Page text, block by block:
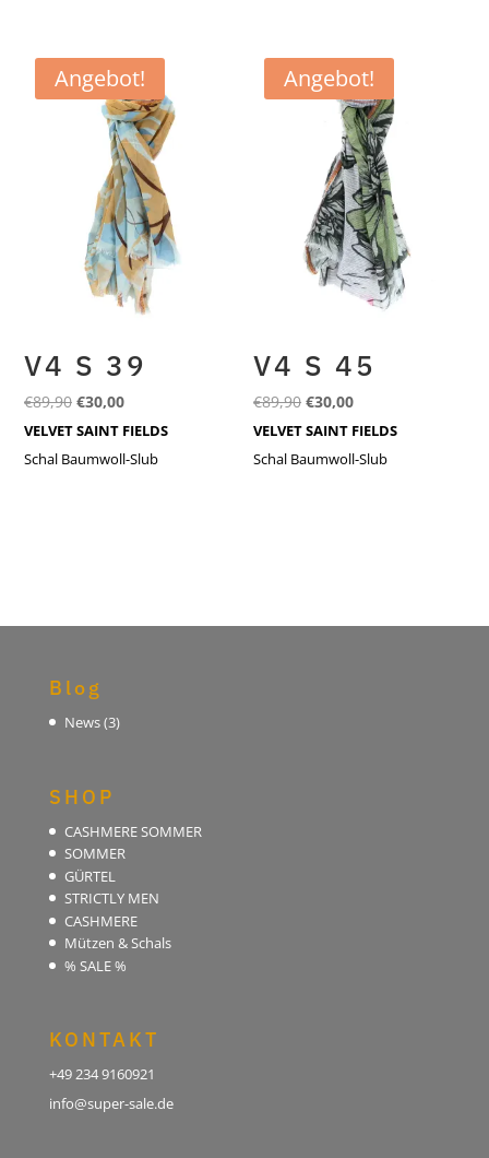
Angebot!
V4 S 39
€89,90 Ursprünglicher
Preis
war:
€30,00Aktueller
Preis
ist:
VELVET SAINT FIELDS
Schal Baumwoll-Slub
Angebot!
V4 S 45
€89,90 Ursprünglicher
Preis
war:
€30,00Aktueller
Preis
ist:
VELVET SAINT FIELDS
Schal Baumwoll-Slub
Blog
News(3)
SHOP
CASHMERE SOMMER
SOMMER
GÜRTEL
STRICTLY MEN
CASHMERE
Mützen & Schals
% SALE %
KONTAKT
+49 234 9160921
info@super-sale.de